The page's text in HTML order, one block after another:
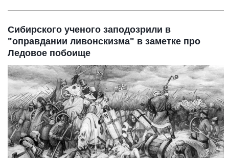
Сибирского ученого заподозрили в
"оправдании ливонскизма" в заметке про
Ледовое побоище